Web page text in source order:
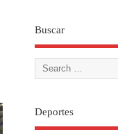
Buscar
Deportes